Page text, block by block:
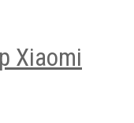
Xiaomi